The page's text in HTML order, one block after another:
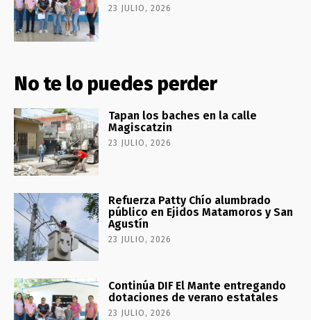
23 JULIO, 2026
No te lo puedes perder
Tapan los baches en la calle
Magiscatzin
23 JULIO, 2026
Refuerza Patty Chío alumbrado
público en Ejidos Matamoros y San
Agustín
23 JULIO, 2026
Continúa DIF El Mante entregando
dotaciones de verano estatales
23 JULIO, 2026